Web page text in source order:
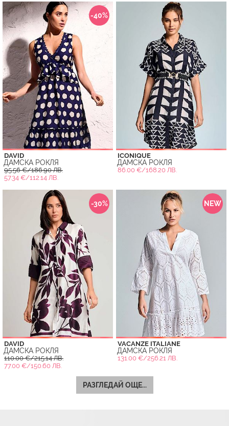
-40%
DAVID
ДАМСКА РОКЛЯ
95.56 €/186.90 ЛВ.
57.34 €/112.14 ЛВ.
ICONIQUE
ДАМСКА РОКЛЯ
86.00 €/168.20 ЛВ.
-30%
DAVID
ДАМСКА РОКЛЯ
110.00 €/215.14 ЛВ.
77.00 €/150.60 ЛВ.
NEW
VACANZE ITALIANE
ДАМСКА РОКЛЯ
131.00 €/256.21 ЛВ.
РАЗГЛЕДАЙ ОЩЕ...